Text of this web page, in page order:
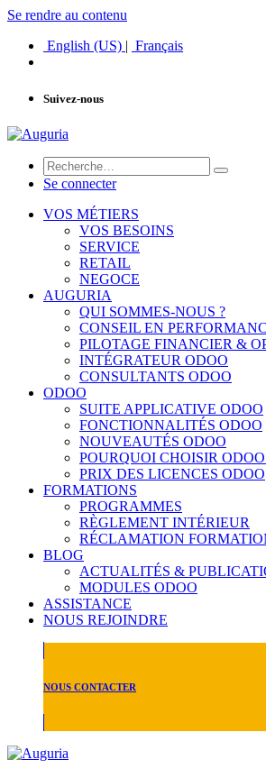
Se rendre au contenu
English (US) | Français
Suivez-nous
Se connecter
VOS MÉTIERS
VOS BESOINS
SERVICE
RETAIL
NEGOCE
AUGURIA
QUI SOMMES-NOUS ?
CONSEIL EN
PILOTAGE FINANCIER &
INTÉGRATEUR ODOO
CONSULTANTS ODOO
ODOO
SUITE APPLICATIVE ODOO
FONCTIONNALITÉS ODOO
NOUVEAUTÉS ODOO
POURQUOI CHOISIR ODOO
PRIX DES LICENCES ODOO
FORMATIONS
PROGRAMMES
RÈGLEMENT INTÉRIEUR
RÉCLAMATION
BLOG
ACTUALITÉS &
MODULES ODOO
ASSISTANCE
NOUS REJOINDRE
NOUS CONTACTER